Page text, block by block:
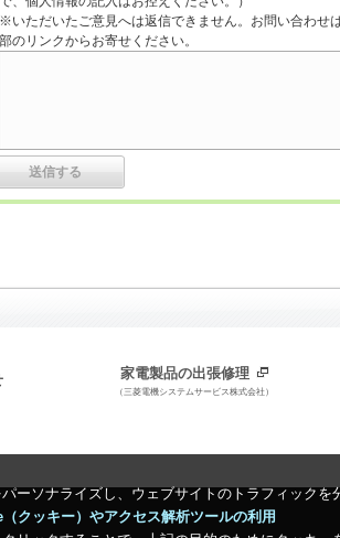
※いただいたご意見へは返信できません。お問い合わせ
部のリンクからお寄せください。
家電製品の出張修理
（三菱電機システムサービス株式会社）
ーソナライズし、ウェブサイトのトラフィックを
クッキー）やアクセス解析ツールの利用